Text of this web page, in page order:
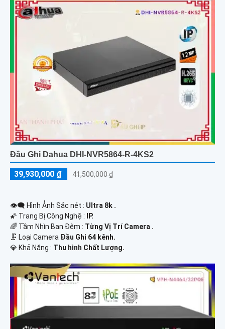
Đầu Ghi Dahua DHI-NVR5864-R-4KS2
39,930,000 ₫ 41,500,000 ₫
👁️‍🗨 Hình Ảnh Sắc nét : Ultra 8k .
🌠 Trang Bị Công Nghệ : IP.
🌈 Tầm Nhìn Ban Đêm : Từng Vị Trí Camera .
🗜️ Loại Camera Đầu Ghi 64 kênh.
️💎 Khả Năng : Thu hình Chất Lượng.